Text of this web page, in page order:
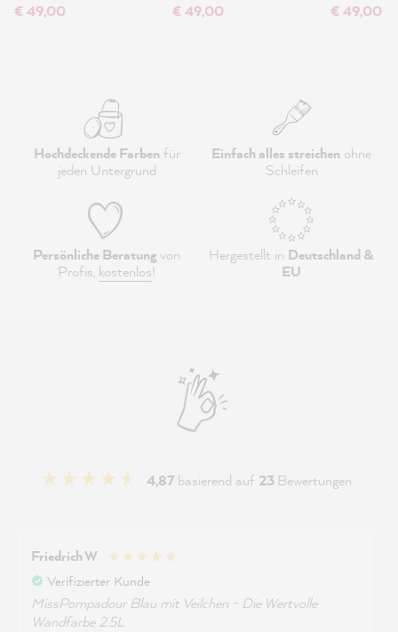
€ 49,00 € 49,00 € 49,00
Hochdeckende Farbenfür
jeden Untergrund
Einfach alles streichen ohne
Schleifen
Persönliche Beratungvon
Profis, kostenlos!
Hergestellt in Deutschland &
EU
4,87 basierend auf 23 Bewertungen
Friedrich W
Verifizierter Kunde
MissPompadour Blau mit Veilchen - Die Wertvolle
Wandfarbe 2.5L